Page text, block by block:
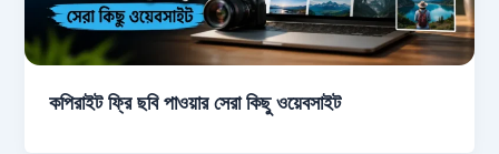
কপিরাইট ফ্রি ছবি পাওয়ার সেরা কিছু ওয়েবসাইট